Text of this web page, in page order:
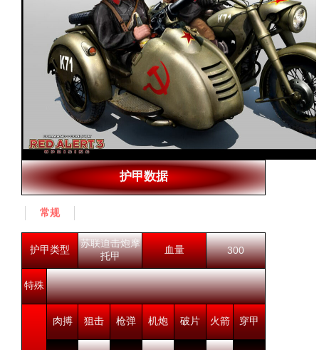
护甲数据
常规
护甲类型
苏联迫击炮摩
托甲
血量 300
特殊
肉搏 狙击 枪弹 机炮 破片 火箭 穿甲